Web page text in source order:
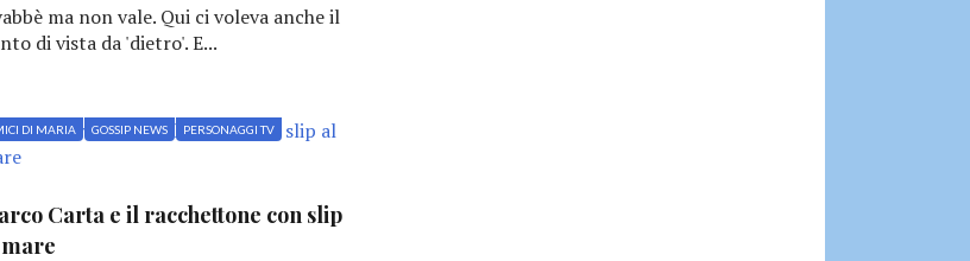
ma non vale. Qui ci voleva anche il
di vista da 'dietro'. E...
DI MARIA GOSSIP NEWS PERSONAGGI TV
Carta e il racchettone con slip